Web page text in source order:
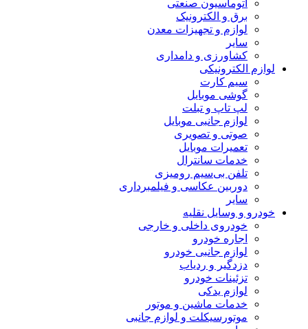
اتوماسیون صنعتی
برق و الکترونیک
لوازم و تجهیزات معدن
سایر
کشاورزی و دامداری
لوازم الکترونیکی
سیم کارت
گوشی موبایل
لپ تاپ و تبلت
لوازم جانبی موبایل
صوتی و تصویری
تعمیرات موبایل
خدمات سانترال
تلفن بی‌سیم رومیزی
دوربین عکاسی و فیلمبرداری
سایر
خودرو و وسایل نقلیه
خودروی داخلی و خارجی
اجاره خودرو
لوازم جانبی خودرو
دزدگیر و ردیاب
تزئینات خودرو
لوازم یدکی
خدمات ماشین و موتور
موتورسیکلت و لوازم جانبی